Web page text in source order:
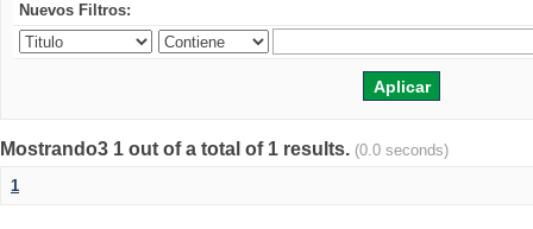
Nuevos Filtros:
Mostrando3 1 out of a total of 1 results. (0.0 seconds)
1